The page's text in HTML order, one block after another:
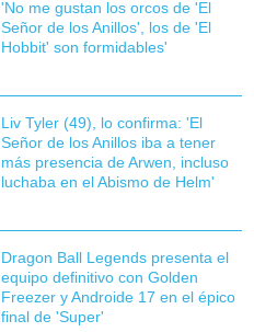
'No me gustan los orcos de 'El
Señor de los Anillos', los de 'El
Hobbit' son formidables'
Liv Tyler (49), lo confirma: 'El
Señor de los Anillos iba a tener
más presencia de Arwen, incluso
luchaba en el Abismo de Helm'
Dragon Ball Legends presenta el
equipo definitivo con Golden
Freezer y Androide 17 en el épico
final de 'Super'